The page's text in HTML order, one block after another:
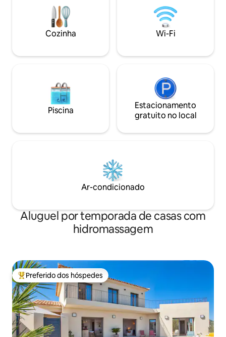
equipamentos para bebês, jogos de
tabuleiro, jogos ao ar livre...
Cozinha Wi-Fi
Piscina
Estacionamento
gratuito no local
Ar-condicionado
Aluguel por temporada de casas com
hidromassagem
Entre os melhores preferidos dos hóspedes
Preferido dos hóspedes